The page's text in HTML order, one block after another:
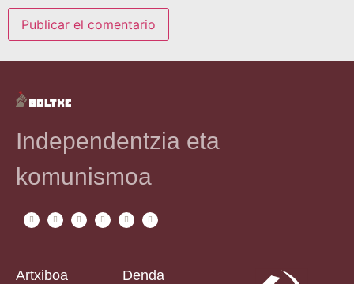
Independentzia eta
komunismoa
Artxiboa Denda